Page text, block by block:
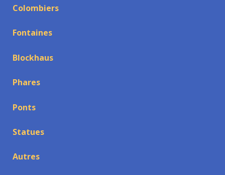
Colombiers
Fontaines
Blockhaus
Phares
Ponts
Statues
Autres